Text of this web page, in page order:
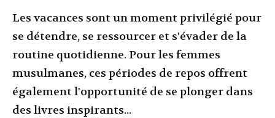
Les vacances sont un moment privilégié pour
se détendre, se ressourcer et s'évader de la
routine quotidienne. Pour les femmes
musulmanes, ces périodes de repos offrent
également l'opportunité de se plonger dans
des livres inspirants...